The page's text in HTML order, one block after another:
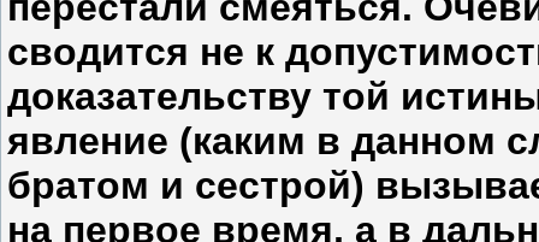
сводится не к
доказательству той
явление (каким в данном
братом и сестрой)
на первое время, а в